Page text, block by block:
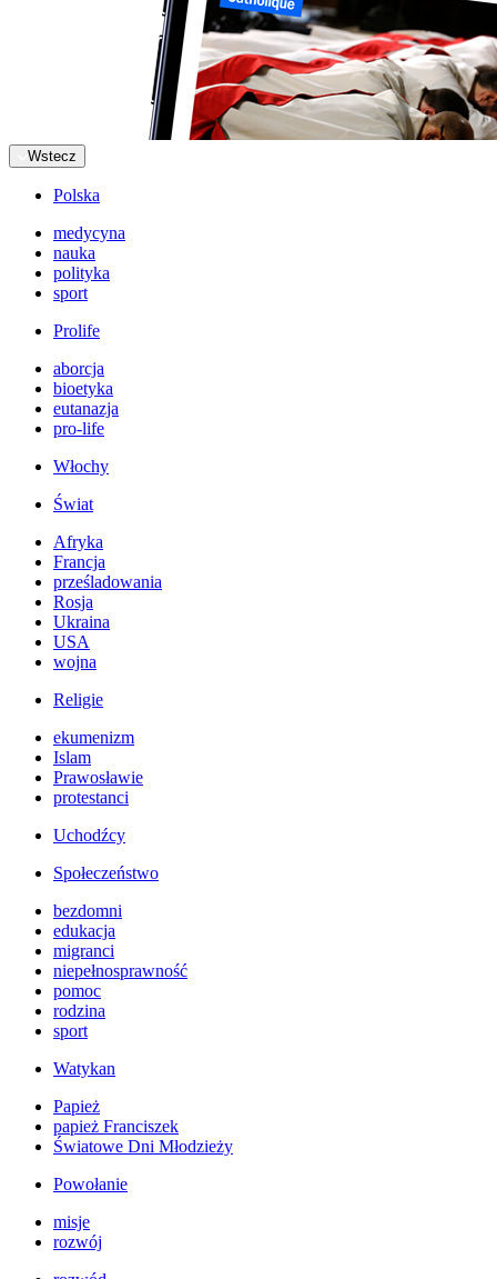
Wstecz
Polska
medycyna
nauka
polityka
sport
Prolife
aborcja
bioetyka
eutanazja
pro-life
Włochy
Świat
Afryka
Francja
prześladowania
Rosja
Ukraina
USA
wojna
Religie
ekumenizm
Islam
Prawosławie
protestanci
Uchodźcy
Społeczeństwo
bezdomni
edukacja
migranci
niepełnosprawność
pomoc
rodzina
sport
Watykan
Papież
papież Franciszek
Światowe Dni Młodzieży
Powołanie
misje
rozwój